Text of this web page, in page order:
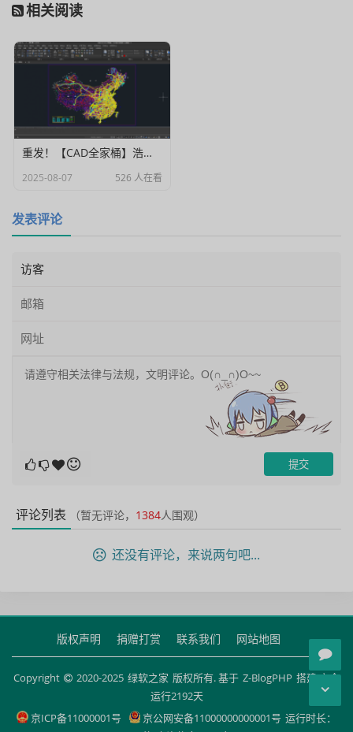
相关阅读
重发！【CAD全家桶】浩辰CAD建筑、给排水、暖通、电气、电力软件 安装包中文版，亲测可用！
2025-08-07 526 人在看
发表评论
评论列表 （暂无评论， 1384人围观）
还没有评论，来说两句吧...
版权声明 捐赠打赏 联系我们 网站地图
Copyright 2020-2025 绿软之家 版权所有. 基于 Z-BlogPHP 搭建 安全
运行2192天
京ICP备11000001号
京公网安备11000000000001号 运行时长：